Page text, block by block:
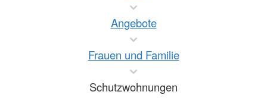
Angebote
Frauen und Familie
Schutzwohnungen